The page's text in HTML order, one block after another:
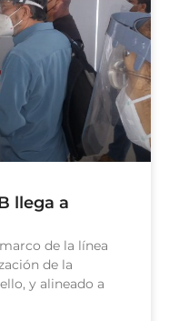
llega a
de la línea
de la
y alineado a